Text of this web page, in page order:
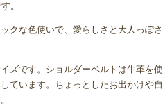
。
クな色使いで、愛らしさと大人っぽさ
ズです。ショルダーベルトは牛革を使
ています。ちょっとしたお出かけや自